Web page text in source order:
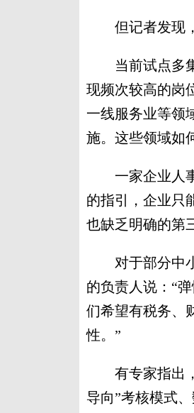
但记者发现，“
当前试点多集
现频次较高的岗
一线服务业等领
施。这些领域如
一家企业人事
的指引，企业只
也缺乏明确的第
对于部分中小
的负责人说：“
们希望有税务、
性。”
有专家指出，
导向”考核模式